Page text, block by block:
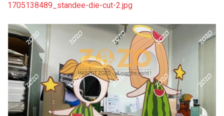
1705138489_standee-die-cut-2.jpg